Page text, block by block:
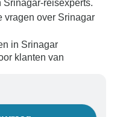
Srinagar-reisexperts.
vragen over Srinagar
in Srinagar
klanten van